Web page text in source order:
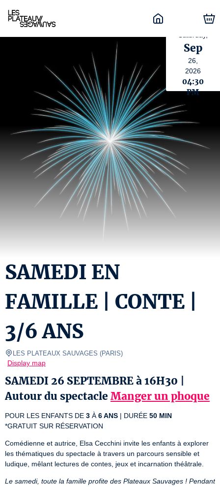
Sep
26,
2026
04:30
PM
SAMEDI EN
FAMILLE | CONTE |
3/6 ANS
LES PLATEAUX SAUVAGES (PARIS)
Display map
SAMEDI 26 SEPTEMBRE à 16H30 |
Autour du spectacle Manger un phoque
POUR LES ENFANTS DE 3 À 6 ANS | DURÉE 50 MIN
*GRATUIT SUR RÉSERVATION
Comédienne et autrice, Elsa Cecchini invite les enfants à explorer
les thématiques du spectacle à travers un parcours sensible et
ludique, mêlant lectures de contes, jeux et incarnation théâtrale.
Le samedi, toute la famille profite des Plateaux Sauvages ! Pendant